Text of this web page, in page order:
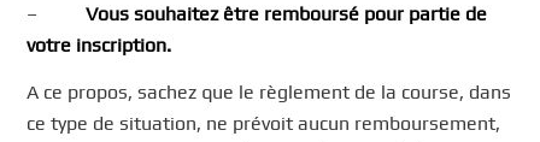
–Vous souhaitez être remboursé pour partie de
votre inscription.
A ce propos, sachez que le règlement de la course, dans
ce type de situation, ne prévoit aucun remboursement,